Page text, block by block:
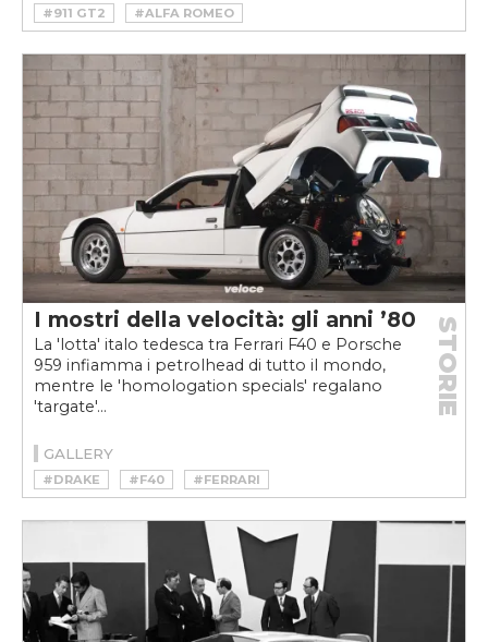
#911 GT2
#ALFA ROMEO
#ALFA ROMEO 75 1.8 TURBO EVOLUZIONE
#AUDI ROSEMEYER
#DAYTONA
#DELTA INTEGRALE
#FERRARI
#FERRARI 365 GTB 4 DAYTONA
#LANCIA
#LANCIA DELTA INTEGRALE
#MG METRO
#MG METRO 6R4
#PORSCHE
#PORSCHE 911 GT2
#TURBO
I mostri della velocità: gli anni ’80
La 'lotta' italo tedesca tra Ferrari F40 e Porsche
959 infiamma i petrolhead di tutto il mondo,
mentre le 'homologation specials' regalano
'targate'...
STORIE
GALLERY
#DRAKE #F40
#FERRARI
#FERRARI F40
#FLAT-SIX
#FORD
#GARRETT
#GRUPPO B
#PORSCHE
#PORSCHE 959
#RS200
#RS200 EVOLUTION
#SUPERCAR
#TURBO